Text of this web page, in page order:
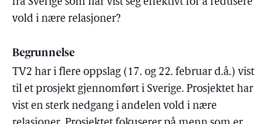
vold i nære relasjoner?
Begrunnelse
TV2 har i flere oppslag (17. og 22. februar d.å.) vist
til et prosjekt gjennomført i Sverige. Prosjektet har
vist en sterk nedgang i andelen vold i nære